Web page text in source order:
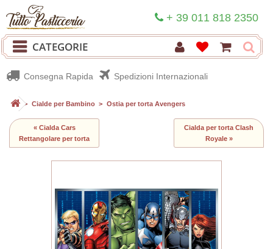
+ 39 011 818 2350
CATEGORIE
Consegna Rapida Spedizioni Internazionali
> Cialde per Bambino > Ostia per torta Avengers
« Cialda Cars
Rettangolare per torta
Cialda per torta Clash
Royale »